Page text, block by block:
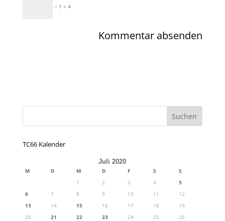
− 1 = 4
TC66 Kalender
Juli 2020
M D M D F S
S
1
2 3 4
5
6
7 8 9 10 11
12
13
14 15 16 17 18
19
20
21 22 23 24 25
26